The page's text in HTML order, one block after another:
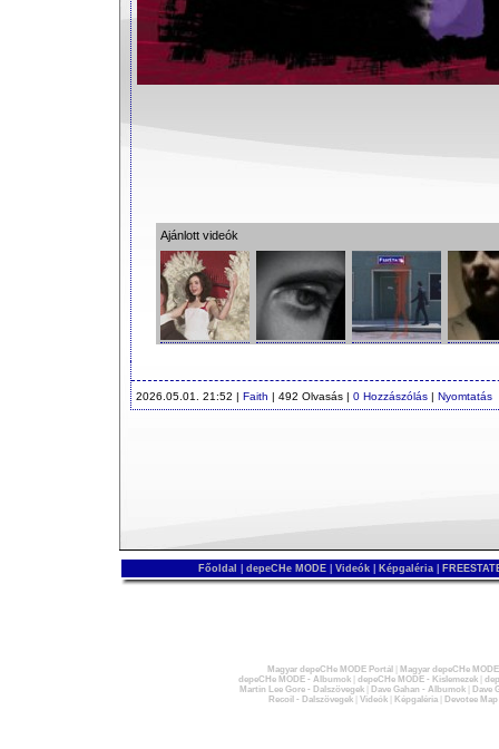
Ajánlott videók
2026.05.01. 21:52 | Faith | 492 Olvasás | 0 Hozzászólás | Nyomtatás
Főoldal depeCHe MODE Videók Képgaléria
Magyar depeCHe MODE Portál
Magyar depeCHe
depeCHe MODE - Albumok| depeCHe MODE - Kislemezek|
Martin Lee Gore - Dalszövegek| Dave Gahan - Albumok|
Dave
Recoil - Dalszövegek| Videók| Képgaléria| Devotee Map